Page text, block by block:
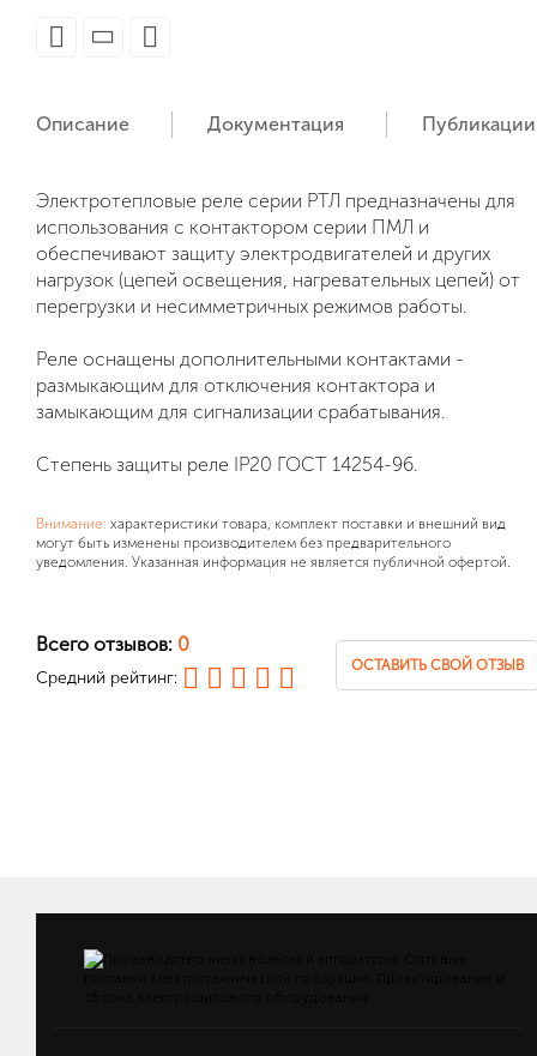
Описание Документация Публикации
Электротепловые реле серии РТЛ предназначены для
использования с контактором серии ПМЛ и
обеспечивают защиту электродвигателей и других
нагрузок (цепей освещения, нагревательных цепей) от
перегрузки и несимметричных режимов работы.
Реле оснащены дополнительными контактами -
размыкающим для отключения контактора и
замыкающим для сигнализации срабатывания.
Степень защиты реле IP20 ГОСТ 14254-96.
Внимание: характеристики товара, комплект поставки и внешний вид
могут быть изменены производителем без предварительного
уведомления. Указанная информация не является публичной офертой.
Всего отзывов: 0
Средний рейтинг:
ОСТАВИТЬ СВОЙ ОТЗЫВ